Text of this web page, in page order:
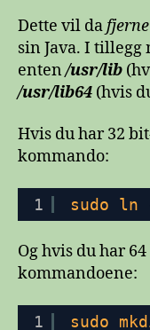
Dette vil dafjerne
sin Java. I tillegg
enten/usr/lib
/usr/lib64 (hvis
Hvis du har 32
kommando:
1 sudo ln
Og hvis du har
kommandoene:
1
sudo